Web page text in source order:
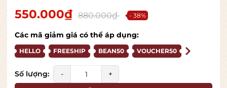
550.000₫ 880.000₫ - 38%
Các mã giảm giá có thể áp dụng:
HELLO FREESHIP BEAN50 VOUCHER50
Số lượng: - +